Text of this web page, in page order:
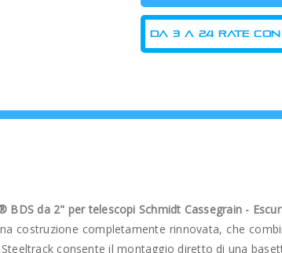
da 2" per telescopi Schmidt Cassegrain -
costruzione completamente rinnovata, che
consente il montaggio diretto di una